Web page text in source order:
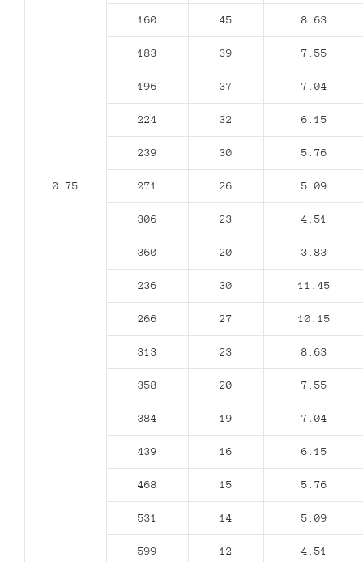
0.75
160 45 8.63
183 39 7.55
196 37 7.04
224 32 6.15
239 30 5.76
271 26 5.09
306 23 4.51
360 20 3.83
236 30 11.45
266 27 10.15
313 23 8.63
358 20 7.55
384 19 7.04
439 16 6.15
468 15 5.76
531 14 5.09
599 12 4.51